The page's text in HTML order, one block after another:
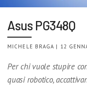
Asus PG348Q
MICHELE BRAGA | 12
Per chi vuole stupire
quasi robotico,